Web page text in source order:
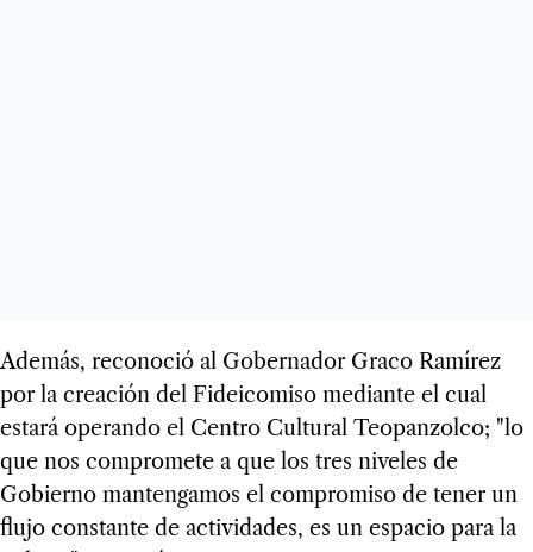
Además, reconoció al Gobernador Graco Ramírez
por la creación del Fideicomiso mediante el cual
estará operando el Centro Cultural Teopanzolco; "lo
que nos compromete a que los tres niveles de
Gobierno mantengamos el compromiso de tener un
flujo constante de actividades, es un espacio para la